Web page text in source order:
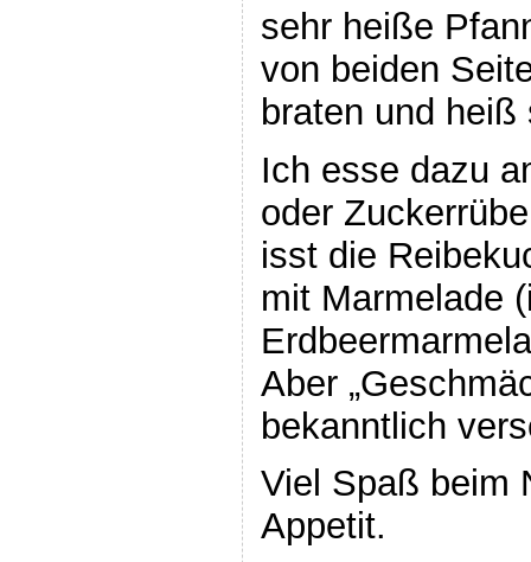
sehr heiße
von beiden
braten und heiß
Ich esse dazu
oder
isst die
mit Marmelade
Aber
bekanntlich
Viel Spaß beim
Appetit.